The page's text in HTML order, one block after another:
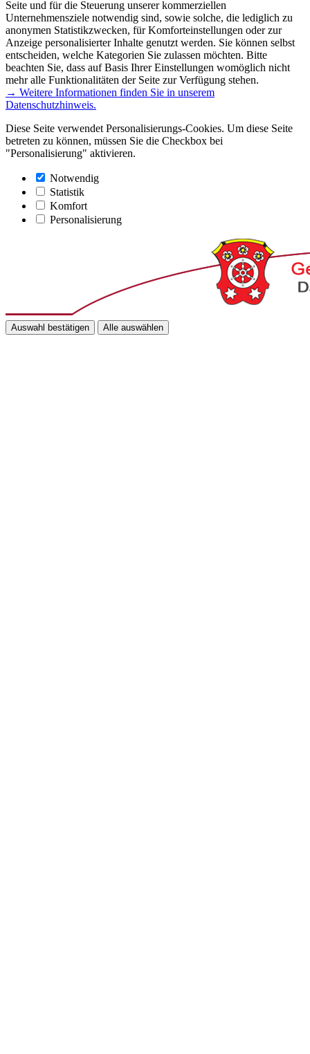
Seite und für die Steuerung unserer kommerziellen
Unternehmensziele notwendig sind, sowie solche, die lediglich zu
anonymen Statistikzwecken, für Komforteinstellungen oder zur
Anzeige personalisierter Inhalte genutzt werden. Sie können selbst
entscheiden, welche Kategorien Sie zulassen möchten. Bitte
beachten Sie, dass auf Basis Ihrer Einstellungen womöglich nicht
mehr alle Funktionalitäten der Seite zur Verfügung stehen.
→ Weitere Informationen finden Sie in unserem
Datenschutzhinweis.
Diese Seite verwendet Personalisierungs-Cookies. Um diese Seite
betreten zu können, müssen Sie die Checkbox bei
"Personalisierung" aktivieren.
Notwendig
Statistik
Komfort
Personalisierung
Auswahl bestätigen Alle auswählen